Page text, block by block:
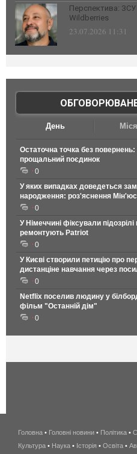
Перспектива: ЗСУ
Wildberries
23.07.2026 11:31
День
Остаточна точка без
прощальний поєдинок
0
У яких випадках доведеться
народження: роз'яснення
0
У Німеччині фіксували
ремонтують Patriot
0
У Києві створили петицію про
дистанціне навчання через
0
Netflix поселив людину у
фільм "Останній дім"
0
Головна • Головні новини • Політика •
Культура • Наука • Історія • Освіта •